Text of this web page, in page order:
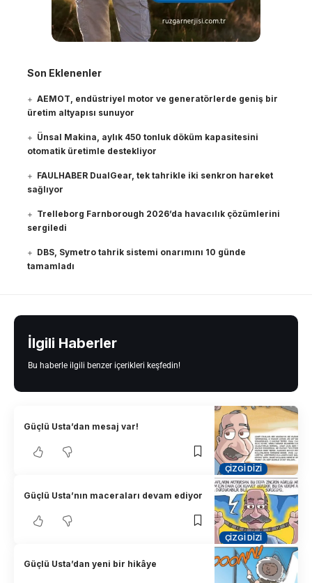
Son Eklenenler
AEMOT, endüstriyel motor ve generatörlerde geniş bir
üretim altyapısı sunuyor
Ünsal Makina, aylık 450 tonluk döküm kapasitesini
otomatik üretimle destekliyor
FAULHABER DualGear, tek tahrikle iki senkron hareket
sağlıyor
Trelleborg Farnborough 2026’da havacılık çözümlerini
sergiledi
DBS, Symetro tahrik sistemi onarımını 10 günde
tamamladı
İlgili Haberler
Bu haberle ilgili benzer içerikleri keşfedin!
ÇIZGI DIZI
Güçlü Usta’dan mesaj var!
ÇIZGI DIZI
Güçlü Usta’nın maceraları devam ediyor
Güçlü Usta’dan yeni bir hikâye